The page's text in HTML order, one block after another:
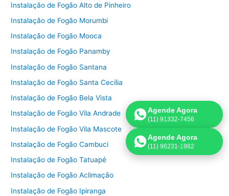
Instalação de Fogão Alto de Pinheiro
Instalação de Fogão Morumbi
Instalação de Fogão Mooca
Instalação de Fogão Panamby
Instalação de Fogão Santana
Instalação de Fogão Santa Cecília
Instalação de Fogão Bela Vista
Instalação de Fogão Vila Andrade
Instalação de Fogão Vila Mascote
Instalação de Fogão Cambuci
Instalação de Fogão Tatuapé
Instalação de Fogão Aclimação
Instalação de Fogão Ipiranga
Agende Agora
(11) 91332-7456
Agende Agora
(11) 96231-1982